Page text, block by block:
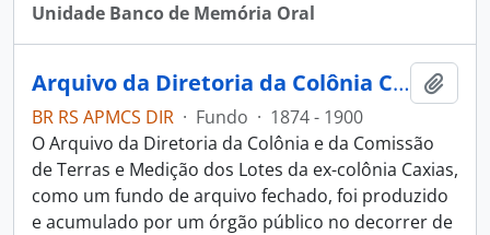
Unidade Banco de Memória Oral
Arquivo da Diretoria da Colônia Caxias e da Comissão de Terras e Medição dos Lotes da ex-Colônia Caxias
BR RS APMCS DIR · Fundo · 1874 - 1900
O Arquivo da Diretoria da Colônia e da Comissão
de Terras e Medição dos Lotes da ex-colônia Caxias,
como um fundo de arquivo fechado, foi produzido
e acumulado por um órgão público no decorrer de